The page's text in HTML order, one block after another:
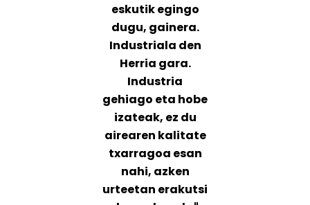
eskutik egingo
dugu, gainera.
Industriala den
Herria gara.
Industria
gehiago eta hobe
izateak, ez du
airearen kalitate
txarragoa esan
nahi, azken
urteetan erakutsi